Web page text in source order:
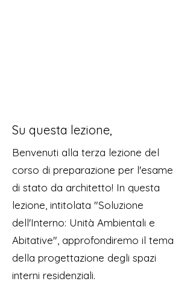
Su questa lezione,
Benvenuti alla terza lezione del
corso di preparazione per l'esame
di stato da architetto! In questa
lezione, intitolata "Soluzione
dell'Interno: Unità Ambientali e
Abitative", approfondiremo il tema
della progettazione degli spazi
interni residenziali.